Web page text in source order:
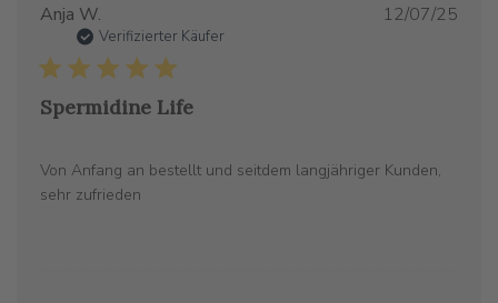
Fri
27
Anja W.
Verifizierter Käufer
Spermidine Life
Von Anfang an bestellt und seitdem langjähriger Kunden,
sehr zufrieden
12/07/25